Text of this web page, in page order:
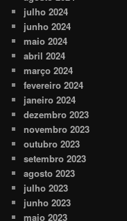
julho 2024
junho 2024
maio 2024
abril 2024
março 2024
fevereiro 2024
janeiro 2024
dezembro 2023
novembro 2023
outubro 2023
setembro 2023
agosto 2023
julho 2023
junho 2023
maio 2023